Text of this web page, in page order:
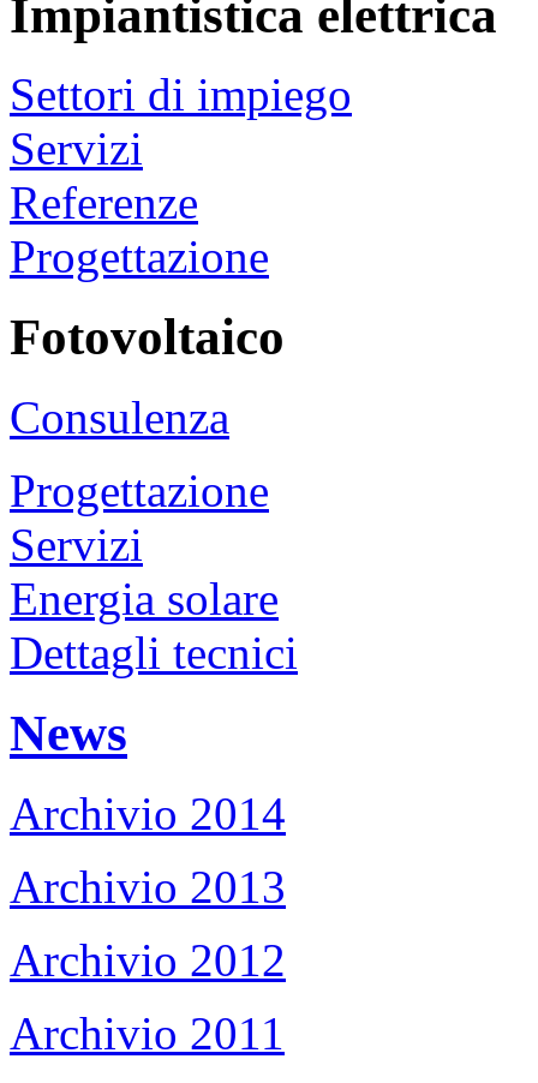
Impiantistica elettrica
Settori di impiego
Servizi
Referenze
Progettazione
Fotovoltaico
Consulenza
Progettazione
Servizi
Energia solare
Dettagli tecnici
News
Archivio 2014
Archivio 2013
Archivio 2012
Archivio 2011